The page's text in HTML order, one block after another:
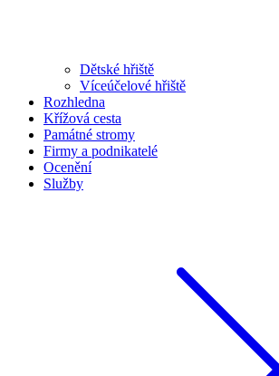
Dětské hřiště
Víceúčelové hřiště
Rozhledna
Křížová cesta
Památné stromy
Firmy a podnikatelé
Ocenění
Služby